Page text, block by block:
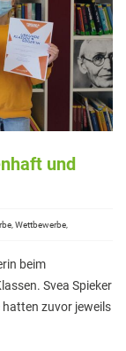
und
Wettbewerbe,
beim
Svea Spieker
hatten zuvor jeweils